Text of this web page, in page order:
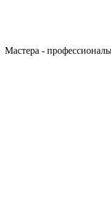
Мастера -